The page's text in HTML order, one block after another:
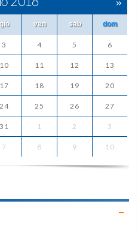
gio ven sab dom
3 4 5 6
10 11 12 13
17 18 19 20
24 25 26 27
31 1 2 3
7 8 9 10